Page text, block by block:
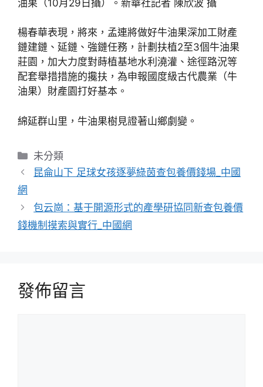
油果（10月29日攝）。新華社記者 陳欣波 攝
楊春華表現，將來，孟連將做好牛油果深加工財產
鏈建鏈、延鏈、強鏈任務，計劃扶植2至3個牛油果
莊園，加大力度對蒔植基地水利澆灌、途徑路況等
配套舉措措施的攙扶，為申報國度級古代農業（牛
油果）財產園打好基本。
綿延群山里，牛油果樹見證著山鄉劇變。
分
類
未分類
昆侖山下 足球女孩逐夢綠茵查包養價錢場_中國
網
包云崗：基于開源形式的產學研協同新查包養價
錢機制摸索與實行_中國網
發佈留言